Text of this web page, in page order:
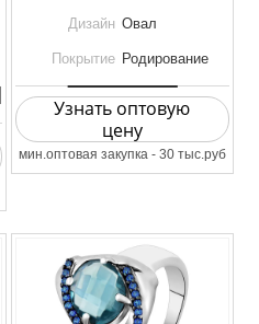
Дизайн Овал
Покрытие Родирование
Узнать оптовую
цену
мин.оптовая закупка - 30 тыс.руб